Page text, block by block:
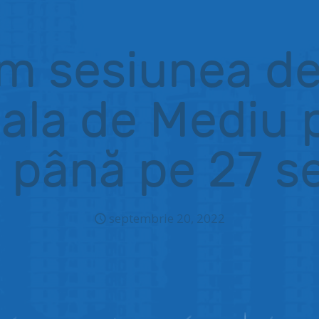
sesiunea
de Mediu
pe 27
septembrie 20, 2022